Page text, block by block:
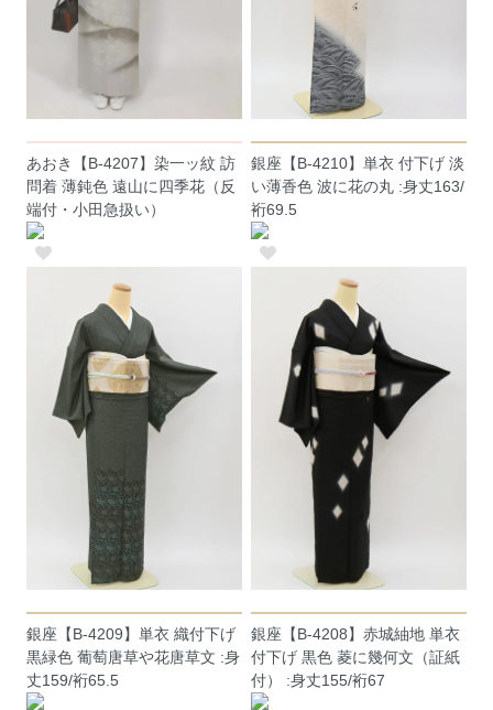
あおき【B-4207】染一ッ紋 訪
問着 薄鈍色 遠山に四季花（反
端付・小田急扱い）
銀座【B-4210】単衣 付下げ 淡
い薄香色 波に花の丸 :身丈163/
裄69.5
銀座【B-4209】単衣 織付下げ
黒緑色 葡萄唐草や花唐草文 :身
丈159/裄65.5
銀座【B-4208】赤城紬地 単衣
付下げ 黒色 菱に幾何文（証紙
付） :身丈155/裄67